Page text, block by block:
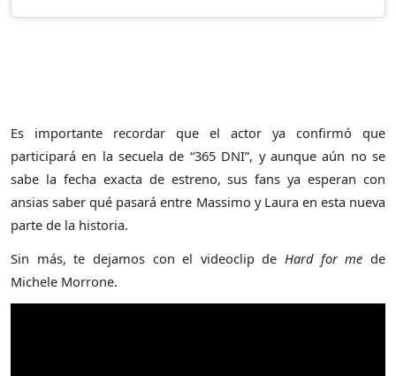
Es importante recordar que el actor ya confirmó que
participará en la secuela de “365 DNI”, y aunque aún no se
sabe la fecha exacta de estreno, sus fans ya esperan con
ansias saber qué pasará entre Massimo y Laura en esta nueva
parte de la historia.
Sin más, te dejamos con el videoclip deHard for me de
Michele Morrone.